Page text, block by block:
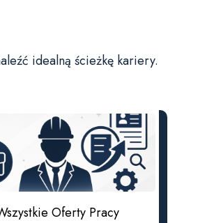
idealną ścieżkę kariery.
Oferty Pracy